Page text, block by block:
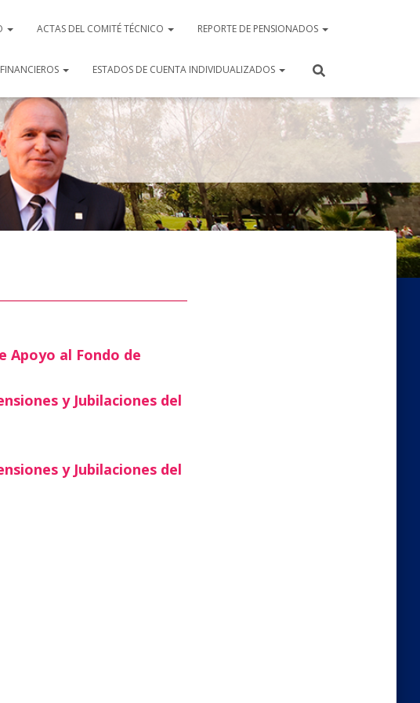
ACTAS DEL COMITÉ TÉCNICO REPORTE DE PENSIONADOS
ESTADOS DE CUENTA INDIVIDUALIZADOS
Apoyo al Fondo de
y Jubilaciones del
y Jubilaciones del